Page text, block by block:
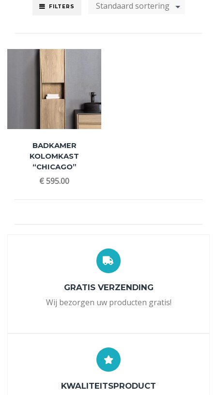
FILTERS Standaard sortering
BADKAMER
KOLOMKAST
“CHICAGO”
€595.00
GRATIS VERZENDING
Wij bezorgen uw producten gratis!
KWALITEITSPRODUCT